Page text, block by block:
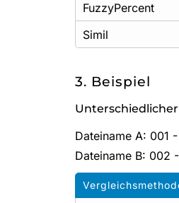
FuzzyPercent
Simil
3. Beispiel
Dateiname A: 001
Dateiname B: 002